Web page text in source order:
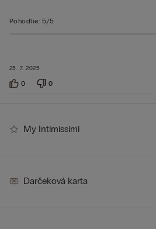
25. 7. 2025
Pohodlie: 5/5
0 0
My Intimissimi
Darčeková karta